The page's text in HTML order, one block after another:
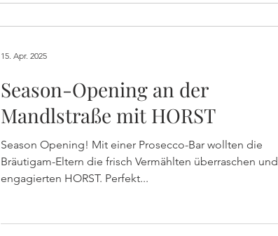
Season-Opening an der
Mandlstraße mit HORST
Season Opening! Mit einer Prosecco-Bar wollten die
Bräutigam-Eltern die frisch Vermählten überraschen und
engagierten HORST. Perfekt...
15. Apr. 2025